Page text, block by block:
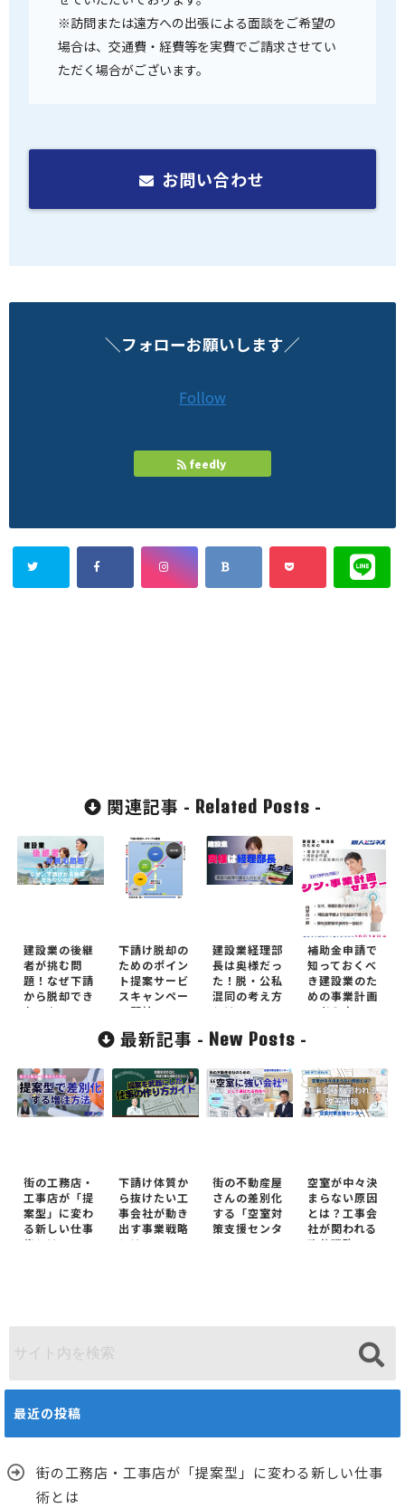
※訪問または遠方への出張による面談をご希望の
場合は、交通費・経費等を実費でご請求させてい
ただく場合がございます。
お問い合わせ
＼フォローお願いします／
Follow
feedly
関連記事 - Related Posts -
建設業の後継
者が挑む問
題！なぜ下請
から脱却でき
ないか?
下請け脱却の
ためのポイン
ト提案サービ
スキャンペー
ン開始
建設業経理部
長は奥様だっ
た！脱・公私
混同の考え方
とは？
補助金申請で
知っておくべ
き建設業のた
めの事業計画
の考え方
最新記事 - New Posts -
街の工務店・
工事店が「提
案型」に変わ
る新しい仕事
術とは
下請け体質か
ら抜けたい工
事会社が動き
出す事業戦略
とは
街の不動産屋
さんの差別化
する「空室対
策支援センタ
空室が中々決
まらない原因
とは？工事会
社が関われる
改善戦略
最近の投稿
街の工務店・工事店が「提案型」に変わる新しい仕事
術とは